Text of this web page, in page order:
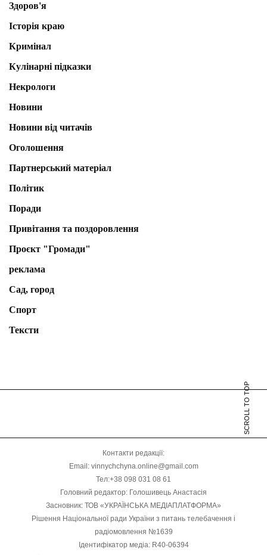
Здоров'я
Історія краю
Кримінал
Кулінарні підказки
Некрологи
Новини
Новини від читачів
Оголошення
Партнерський матеріал
Політик
Поради
Привітання та поздоровлення
Проєкт "Громади"
реклама
Сад, город
Спорт
Тексти
SCROLL TO TOP
Контакти редакції:
Email: vinnychchyna.online@gmail.com
Тел:+38 098 031 08 61
Головний редактор: Голошивець Анастасія
Засновник: ТОВ «УКРАЇНСЬКА МЕДІАПЛАТФОРМА»
Рішення Національної ради України з питань телебачення і
радіомовлення №1639
Ідентифікатор медіа: R40-06394